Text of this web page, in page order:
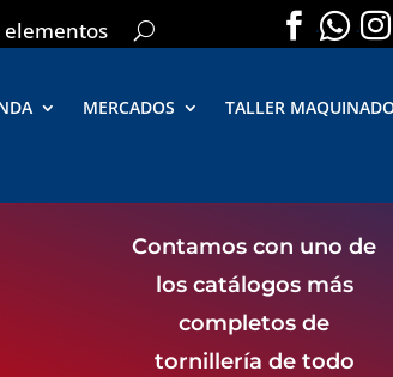
elementos  . .
MERCADOS TALLER
Contamos con uno de
los catálogos más
completos de
tornillería de todo